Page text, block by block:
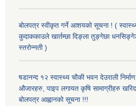
बोलपत्र स्वीकृत गर्ने आशयको सूचना ! (
कुदाककाउले खार्तम्छा दिङ्ला तुङ्गेछा
स्तरोन्नती )
षडानन्द १२ स्वास्थ्य चौकी भवन देउराली
औजारहरु, पाइप लगायत कृषि सामाग्रीहरु
बोलपत्र आह्वानको सूचना !!!